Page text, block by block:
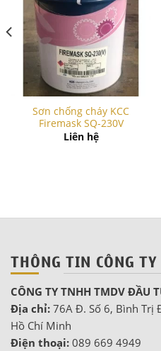
Sơn chống cháy KCC
Firemask SQ-230V
Liên hệ
THÔNG TIN CÔNG TY
CÔNG TY TNHH TMDV ĐẦU
Địa chỉ: 76A Đ. Số 6, Bình Trị
Hồ Chí Minh
Điện thoại: 089 669 4949